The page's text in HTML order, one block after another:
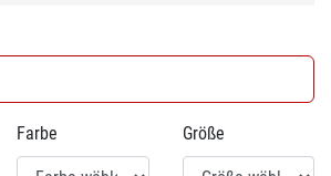
Farbe Größe